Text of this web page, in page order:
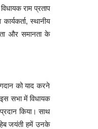
राम प्रताप
स्थानीय
और समानता के
को याद करने
सभा में विधायक
किया। साथ
जयंती हमें उनके